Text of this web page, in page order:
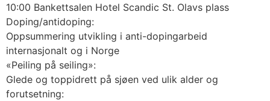
10:00 Bankettsalen Hotel Scandic St. Olavs plass
Doping/antidoping:
Oppsummering utvikling i anti-dopingarbeid
internasjonalt og i Norge
«Peiling på seiling»:
Glede og toppidrett på sjøen ved ulik alder og
forutsetning: